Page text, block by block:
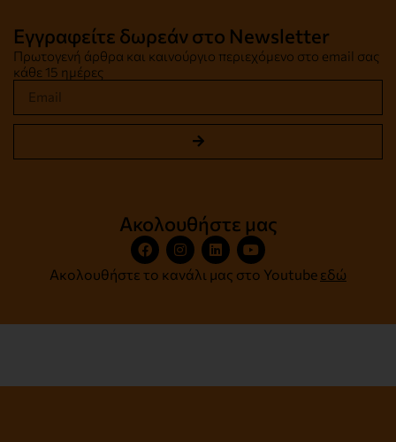
Εγγραφείτε δωρεάν στο Newsletter
Πρωτογενή άρθρα και καινούργιο περιεχόμενο στο email σας
κάθε 15 ημέρες
Ακολουθήστε μας
Ακολουθήστε το κανάλι μας στο Youtube εδώ